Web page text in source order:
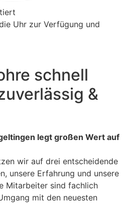
Uhr zur Verfügung und
schnell
&
legt großen Wert auf
wir auf drei entscheidende
unsere Erfahrung und unsere
Mitarbeiter sind fachlich
mit den neuesten